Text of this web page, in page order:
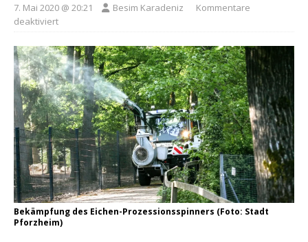
7. Mai 2020 @ 20:21 Besim Karadeniz
Kommentare
deaktiviert
Bekämpfung des Eichen-Prozessionsspinners (Foto: Stadt
Pforzheim)